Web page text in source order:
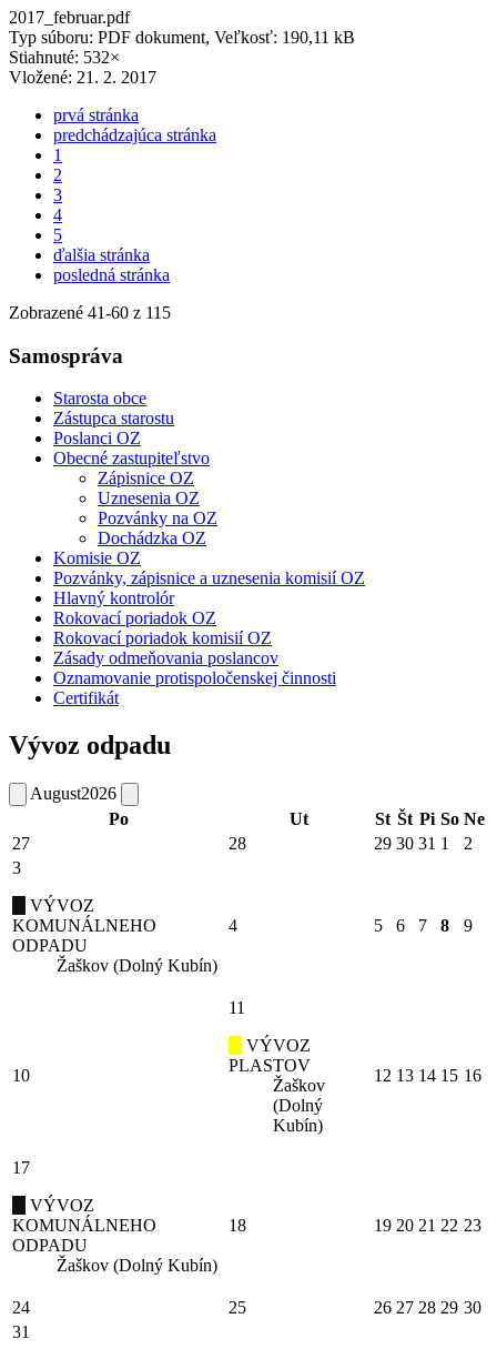
2017_februar.pdf
Typ súboru: PDF dokument, Veľkosť: 190,11 kB
Stiahnuté: 532×
Vložené: 21. 2. 2017
prvá stránka
predchádzajúca stránka
1
2
3
4
5
ďalšia stránka
posledná stránka
Zobrazené 41-60 z 115
Samospráva
Starosta obce
Zástupca starostu
Poslanci OZ
Obecné zastupiteľstvo
Zápisnice OZ
Uznesenia OZ
Pozvánky na OZ
Dochádzka OZ
Komisie OZ
Pozvánky, zápisnice a uznesenia komisií OZ
Hlavný kontrolór
Rokovací poriadok OZ
Rokovací poriadok komisií OZ
Zásady odmeňovania poslancov
Oznamovanie protispoločenskej činnosti
Certifikát
Vývoz odpadu
August2026
Po
Ut St Št Pi So Ne
27
28 29 30 31 1
2
3
VÝVOZ
KOMUNÁLNEHO
ODPADU
Žaškov (Dolný Kubín)
4 5 6 7 8 9
10
11
VÝVOZ
PLASTOV
Žaškov
(Dolný
Kubín)
12 13 14 15 16
17
VÝVOZ
KOMUNÁLNEHO
ODPADU
Žaškov (Dolný Kubín)
18 19 20 21 22 23
24 25 26 27 28 29 30
31